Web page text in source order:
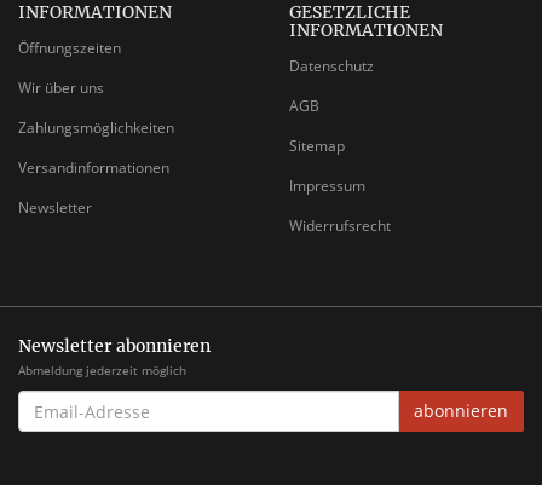
INFORMATIONEN
Öffnungszeiten
Wir über uns
Zahlungsmöglichkeiten
Versandinformationen
Newsletter
GESETZLICHE
INFORMATIONEN
Datenschutz
AGB
Sitemap
Impressum
Widerrufsrecht
Newsletter abonnieren
Abmeldung jederzeit möglich
EMAIL-
ADRESSE
abonnieren